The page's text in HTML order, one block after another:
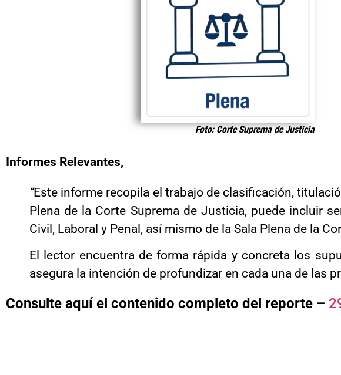
Foto: Corte Suprema de Justicia
Informes Relevantes,
“Este informe recopila el trabajo de clasificación,
Plena de la Corte Suprema de Justicia, puede incluir
Civil, Laboral y Penal, así mismo de la Sala Plena de la
El lector encuentra de forma rápida y concreta los
asegura la intención de profundizar en cada una de las
Consulte aquí el contenido completo del reporte –